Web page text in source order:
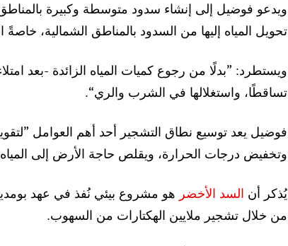
ويدعو فوضيل إلى إنشاء سدود متوسطة وكبيرة
تحويل المياه إليها من السدود بالمناطق الشمالية،
ويستطرد: ”بدلًا من رجوع كميات المياه الزائدة -بعد
تساقطًا، واستغلالها في الشرب والري“.
فوضيل يعد توسيع نطاق التشجير أحد أهم العوامل
وتخفيض درجات الحرارة، ويقلص حاجة الأرض إلى
يُذكر أن السد الأخضر هو مشروع بيئي نُفذ في عهد
من خلال تشجير ملايين الهكتارات من السهوب.